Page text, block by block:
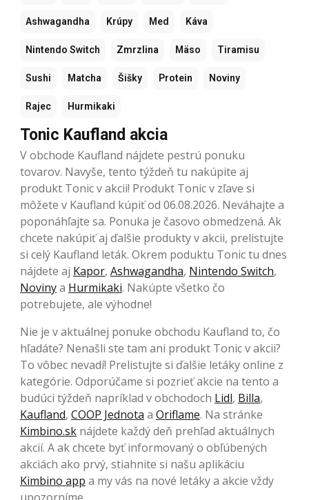
Ashwagandha Krúpy Med Káva
Nintendo Switch Zmrzlina Mäso Tiramisu
Sushi Matcha Šišky Protein Noviny
Rajec Hurmikaki
Tonic Kaufland akcia
V obchode Kaufland nájdete pestrú ponuku
tovarov. Navyše, tento týždeň tu nakúpite aj
produkt Tonic v akcii! Produkt Tonic v zľave si
môžete v Kaufland kúpiť od 06.08.2026. Neváhajte a
poponáhľajte sa. Ponuka je časovo obmedzená. Ak
chcete nakúpiť aj ďalšie produkty v akcii, prelistujte
si celý Kaufland leták. Okrem poduktu Tonic tu dnes
nájdete aj Kapor, Ashwagandha, Nintendo Switch,
Novinya Hurmikaki. Nakúpte všetko čo
potrebujete, ale výhodne!
Nie je v aktuálnej ponuke obchodu Kaufland to, čo
hľadáte? Nenašli ste tam ani produkt Tonic v akcii?
To vôbec nevadí! Prelistujte si ďalšie letáky online z
kategórie. Odporúčame si pozrieť akcie na tento a
budúci týždeň napríklad v obchodoch Lidl, Billa,
Kaufland, COOP Jednota a Oriflame. Na stránke
Kimbino.sk nájdete každý deň prehľad aktuálnych
akcií. A ak chcete byť informovaný o obľúbených
akciách ako prvý, stiahnite si našu aplikáciu
Kimbino app a my vás na nové letáky a akcie vždy